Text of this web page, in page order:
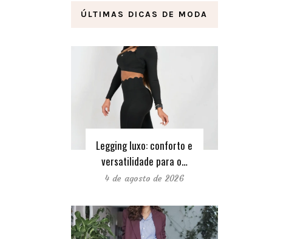
ÚLTIMAS DICAS DE MODA
Legging luxo: conforto e
versatilidade para o…
4 de agosto de 2026